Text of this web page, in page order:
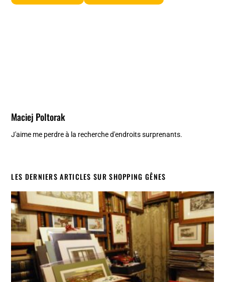
Maciej Poltorak
J'aime me perdre à la recherche d'endroits surprenants.
LES DERNIERS ARTICLES SUR SHOPPING GÊNES